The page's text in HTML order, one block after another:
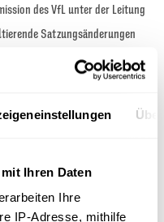
Ihren Daten
Ihre
IP-Adresse, mithilfe
des VfL unter der Leitung
Satzungsänderungen
VfL am 17. November
auf Satzungsänderung